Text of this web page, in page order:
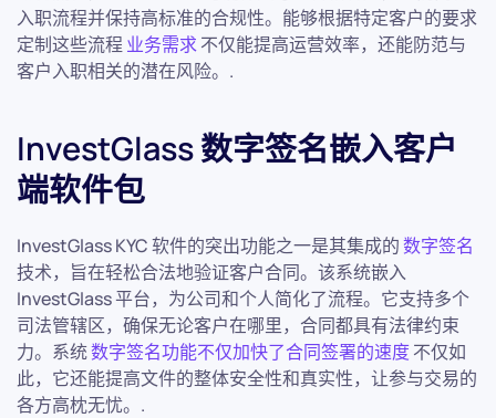
入职流程并保持高标准的合规性。能够根据特定客户的要求
定制这些流程 业务需求不仅能提高运营效率，还能防范与
客户入职相关的潜在风险。.
InvestGlass 数字签名嵌入客户
端软件包
InvestGlass KYC 软件的突出功能之一是其集成的数字签名
技术，旨在轻松合法地验证客户合同。该系统嵌入
InvestGlass 平台，为公司和个人简化了流程。它支持多个
司法管辖区，确保无论客户在哪里，合同都具有法律约束
力。系统数字签名功能不仅加快了合同签署的速度不仅如
此，它还能提高文件的整体安全性和真实性，让参与交易的
各方高枕无忧。.